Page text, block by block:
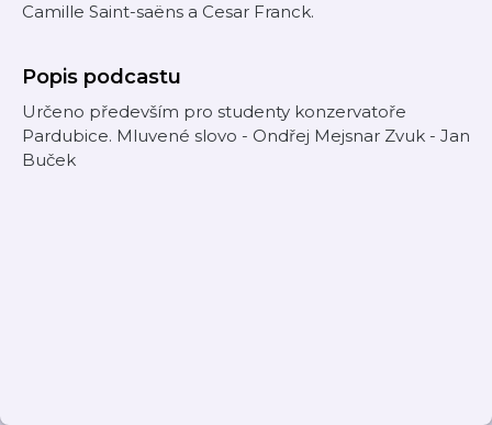
Camille Saint-saëns a Cesar Franck.
Popis podcastu
Určeno především pro studenty konzervatoře
Pardubice. Mluvené slovo - Ondřej Mejsnar Zvuk - Jan
Buček